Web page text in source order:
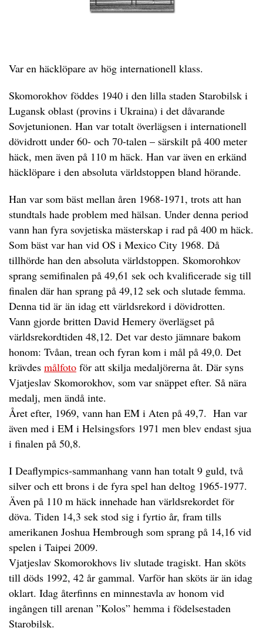
Var en häcklöpare av hög internationell klass.
Skomorokhov föddes 1940 i den lilla staden Starobilsk i
Lugansk oblast (provins i Ukraina) i det dåvarande
Sovjetunionen. Han var totalt överlägsen i internationell
dövidrott under 60- och 70-talen – särskilt på 400 meter
häck, men även på 110 m häck. Han var även en erkänd
häcklöpare i den absoluta världstoppen bland hörande.
Han var som bäst mellan åren 1968-1971, trots att han
stundtals hade problem med hälsan. Under denna period
vann han fyra sovjetiska mästerskap i rad på 400 m häck.
Som bäst var han vid OS i Mexico City 1968. Då
tillhörde han den absoluta världstoppen. Skomorohkov
sprang semifinalen på 49,61 sek och kvalificerade sig till
finalen där han sprang på 49,12 sek och slutade femma.
Denna tid är än idag ett världsrekord i dövidrotten.
Vann gjorde britten David Hemery överlägset på
världsrekordtiden 48,12. Det var desto jämnare bakom
honom: Tvåan, trean och fyran kom i mål på 49,0. Det
krävdes målfoto för att skilja medaljörerna åt. Där syns
Vjatjeslav Skomorokhov, som var snäppet efter. Så nära
medalj, men ändå inte.
Året efter, 1969, vann han EM i Aten på 49,7. Han var
även med i EM i Helsingsfors 1971 men blev endast sjua
i finalen på 50,8.
I Deaflympics-sammanhang vann han totalt 9 guld, två
silver och ett brons i de fyra spel han deltog 1965-1977.
Även på 110 m häck innehade han världsrekordet för
döva. Tiden 14,3 sek stod sig i fyrtio år, fram tills
amerikanen Joshua Hembrough som sprang på 14,16 vid
spelen i Taipei 2009.
Vjatjeslav Skomorokhovs liv slutade tragiskt. Han sköts
till döds 1992, 42 år gammal. Varför han sköts är än idag
oklart. Idag återfinns en minnestavla av honom vid
ingången till arenan ”Kolos” hemma i födelsestaden
Starobilsk.